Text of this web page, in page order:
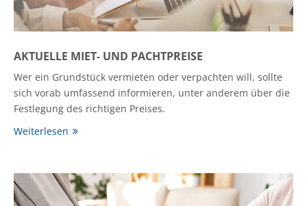
AKTUELLE MIET- UND PACHTPREISE
Wer ein Grundstück vermieten oder verpachten will, sollte
sich vorab umfassend informieren, unter anderem über die
Festlegung des richtigen Preises.
Weiterlesen